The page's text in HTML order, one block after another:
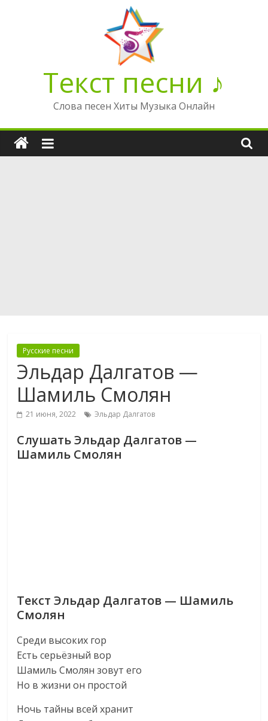
Текст песни ♪
Слова песен Хиты Музыка Онлайн
Русские песни
Эльдар Далгатов —
Шамиль Смолян
21 июня, 2022 Эльдар Далгатов
Слушать Эльдар Далгатов —
Шамиль Смолян
Текст Эльдар Далгатов — Шамиль
Смолян
Среди высоких гор
Есть серьёзный вор
Шамиль Смолян зовут его
Но в жизни он простой
Ночь тайны всей хранит